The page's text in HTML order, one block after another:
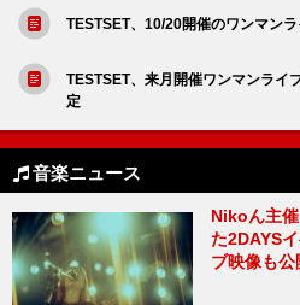
TESTSET、10/20開催のワンマン
TESTSET、来月開催ワンマンライ
定
音楽ニュース
Nikoん主
た2DAYS
ブ映像も公